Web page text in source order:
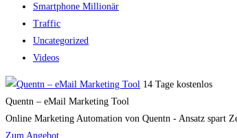
Smartphone Millionär
Traffic
Uncategorized
Videos
14 Tage kostenlos
Quentn – eMail Marketing Tool
Online Marketing Automation von Quentn - Ansatz spart
Zum Angebot